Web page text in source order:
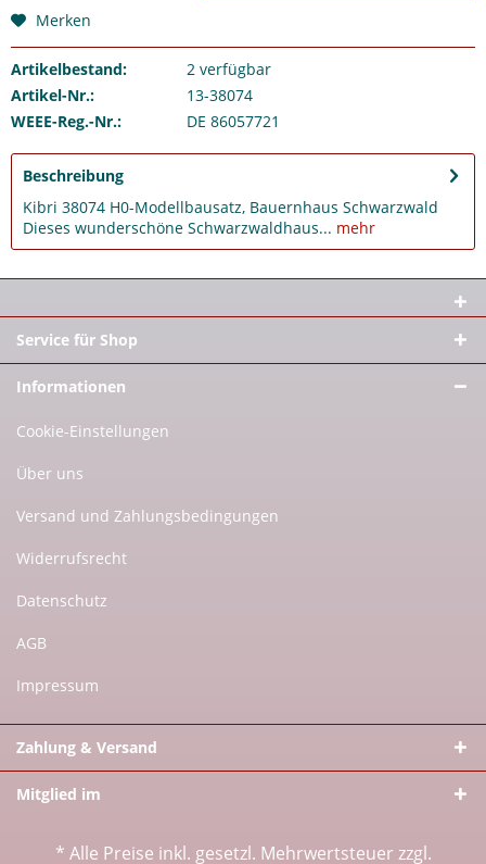
Merken
Artikelbestand: 2verfügbar
Artikel-Nr.:
13-38074
WEEE-Reg.-Nr.:
DE 86057721
Beschreibung
Kibri 38074 H0-Modellbausatz, Bauernhaus Schwarzwald
Dieses wunderschöne Schwarzwaldhaus... mehr
Service für Shop
Informationen
Cookie-Einstellungen
Über uns
Versand und Zahlungsbedingungen
Widerrufsrecht
Datenschutz
AGB
Impressum
Zahlung & Versand
Mitglied im
* Alle Preise inkl. gesetzl. Mehrwertsteuer zzgl.